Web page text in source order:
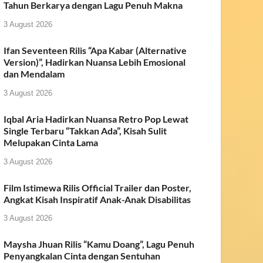
Tahun Berkarya dengan Lagu Penuh Makna
3 August 2026
Ifan Seventeen Rilis “Apa Kabar (Alternative
Version)”, Hadirkan Nuansa Lebih Emosional
dan Mendalam
3 August 2026
Iqbal Aria Hadirkan Nuansa Retro Pop Lewat
Single Terbaru “Takkan Ada”, Kisah Sulit
Melupakan Cinta Lama
3 August 2026
Film Istimewa Rilis Official Trailer dan Poster,
Angkat Kisah Inspiratif Anak-Anak Disabilitas
3 August 2026
Maysha Jhuan Rilis “Kamu Doang”, Lagu Penuh
Penyangkalan Cinta dengan Sentuhan